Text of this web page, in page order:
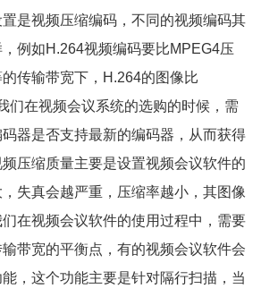
是视频压缩编码，不同的视频编码其
例如H.264视频编码要比MPEG4压
传输带宽下， H.264的图像比
们在视频会议系统的选购的时候，需
器是否支持最新的编码器，从而获得
压缩质量主要是设置视频会议软件的
失真会越严重，压缩率越小，其图像
在视频会议软件的使用过程中，需要
带宽的平衡点，有的视频会议软件会
，这个功能主要是针对隔行扫描，当